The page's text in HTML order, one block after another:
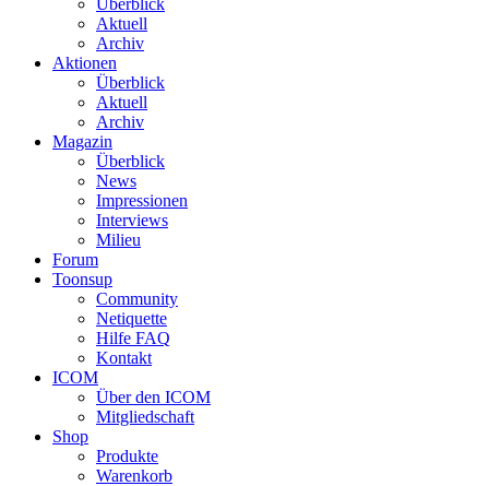
Überblick
Aktuell
Archiv
Aktionen
Überblick
Aktuell
Archiv
Magazin
Überblick
News
Impressionen
Interviews
Milieu
Forum
Toonsup
Community
Netiquette
Hilfe FAQ
Kontakt
ICOM
Über den ICOM
Mitgliedschaft
Shop
Produkte
Warenkorb